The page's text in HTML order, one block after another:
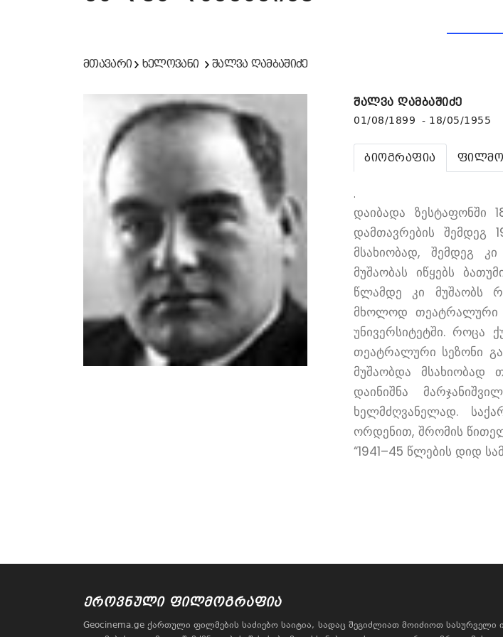
მთავარი ხელოვანი შალვა ღამბაშიძე
შალვა ღამბაშიძე
01/08/1899 - 18/05/1955
ბიოგრაფია
.
დაიბადა ზესტაფონში
დამთავრების შემდეგ
მსახიობად, შემდეგ
მუშაობას იწყებს
წლამდე კი მუშაობს
მხოლოდ თეატრალური
უნივერსიტეტში. როცა
თეატრალური სეზონი
მუშაობდა მსახიობად
დაინიშნა
ხელმძღვანელად.
ორდენით, შრომის
“1941–45 წლების დიდ
ᲔᲠᲝᲕᲜᲣᲚᲘ ᲤᲘᲚᲛᲝᲒᲠᲐᲤᲘᲐ
Geocinema.ge ქართული ფილმების საძიებო საიტია, სადაც შეგიძლიათ მოიძიოთ